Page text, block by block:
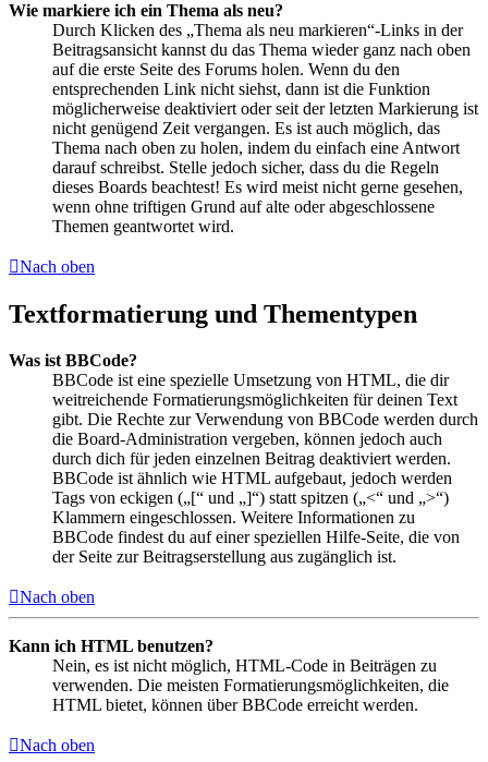
Wie markiere ich ein Thema als neu?
Durch Klicken des „Thema als neu markieren“-Links in der
Beitragsansicht kannst du das Thema wieder ganz nach oben
auf die erste Seite des Forums holen. Wenn du den
entsprechenden Link nicht siehst, dann ist die Funktion
möglicherweise deaktiviert oder seit der letzten Markierung ist
nicht genügend Zeit vergangen. Es ist auch möglich, das
Thema nach oben zu holen, indem du einfach eine Antwort
darauf schreibst. Stelle jedoch sicher, dass du die Regeln
dieses Boards beachtest! Es wird meist nicht gerne gesehen,
wenn ohne triftigen Grund auf alte oder abgeschlossene
Themen geantwortet wird.
Nach oben
Textformatierung und Thementypen
Was ist BBCode?
BBCode ist eine spezielle Umsetzung von HTML, die dir
weitreichende Formatierungsmöglichkeiten für deinen Text
gibt. Die Rechte zur Verwendung von BBCode werden durch
die Board-Administration vergeben, können jedoch auch
durch dich für jeden einzelnen Beitrag deaktiviert werden.
BBCode ist ähnlich wie HTML aufgebaut, jedoch werden
Tags von eckigen („[“ und „]“) statt spitzen („<“ und „>“)
Klammern eingeschlossen. Weitere Informationen zu
BBCode findest du auf einer speziellen Hilfe-Seite, die von
der Seite zur Beitragserstellung aus zugänglich ist.
Nach oben
Kann ich HTML benutzen?
Nein, es ist nicht möglich, HTML-Code in Beiträgen zu
verwenden. Die meisten Formatierungsmöglichkeiten, die
HTML bietet, können über BBCode erreicht werden.
Nach oben